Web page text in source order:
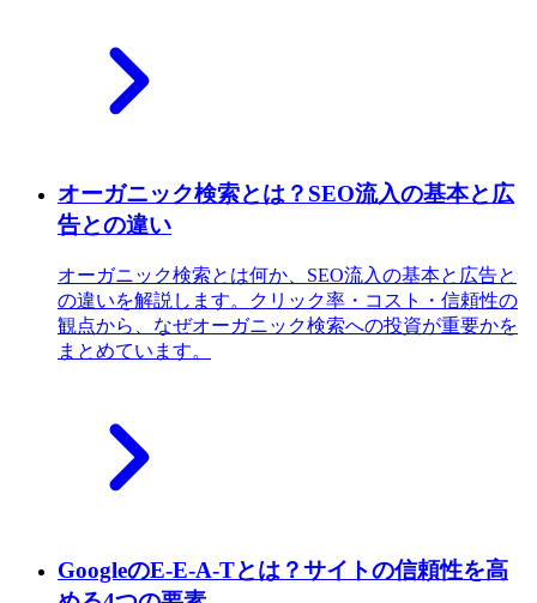
オーガニック検索とは？SEO流入の基本と広
告との違い
オーガニック検索とは何か、SEO流入の基本と広告と
の違いを解説します。クリック率・コスト・信頼性の
観点から、なぜオーガニック検索への投資が重要かを
まとめています。
GoogleのE-E-A-Tとは？サイトの信頼性を高